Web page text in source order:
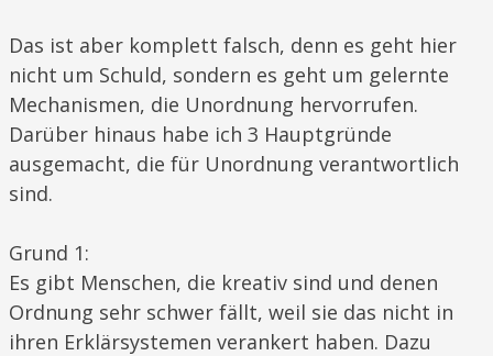
Das ist aber komplett falsch, denn es geht hier
nicht um Schuld, sondern es geht um gelernte
Mechanismen, die Unordnung hervorrufen.
Darüber hinaus habe ich 3 Hauptgründe
ausgemacht, die für Unordnung verantwortlich
sind.
Grund 1:
Es gibt Menschen, die kreativ sind und denen
Ordnung sehr schwer fällt, weil sie das nicht in
ihren Erklärsystemen verankert haben. Dazu